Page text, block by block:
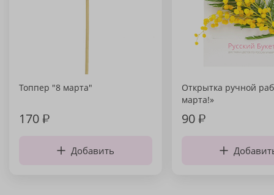
Топпер "8 марта"
170₽
Добавить
Открытка ручной
марта!»
90₽